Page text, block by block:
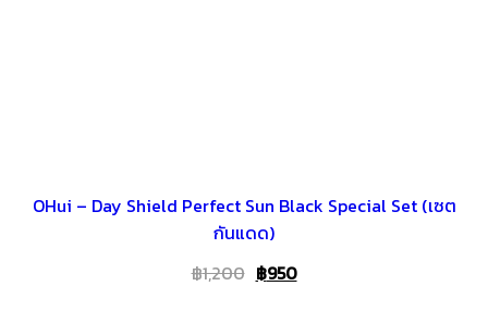
OHui – Day Shield Perfect Sun Black Special Set (เซต
กันแดด)
฿1,200 Original
฿950Current